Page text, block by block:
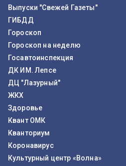
Выпуски "Свежей Газеты"
ГИБДД
Гороскоп
Гороскоп на неделю
Госавтоинспекция
ДК ИМ. Лепсе
ДЦ "Лазурный"
ЖКХ
Здоровье
Квант ОМК
Кванториум
Коронавирус
Культурный центр «Волна»